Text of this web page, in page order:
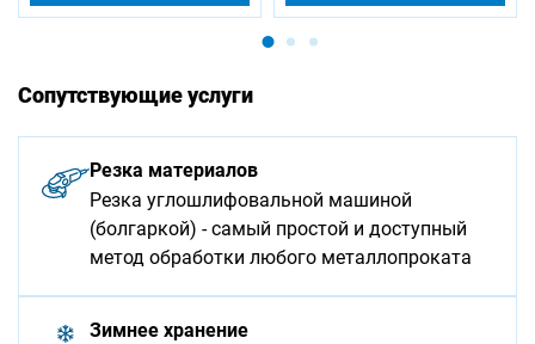
Сопутствующие услуги
Резка материалов
Резка углошлифовальной машиной
(болгаркой) - самый простой и доступный
метод обработки любого металлопроката
Зимнее хранение